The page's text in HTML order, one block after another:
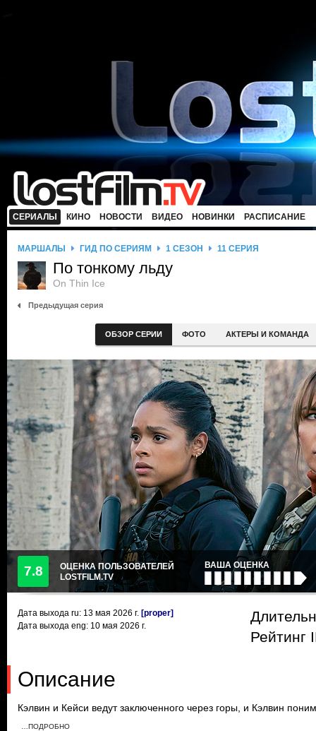
СЕРИАЛЫ КИНО НОВОСТИ ВИДЕО НОВИНКИ РАСПИСАНИЕ
МАРШАЛЫ ГИД ПО СЕРИЯМ 1 СЕЗОН 11 СЕРИЯ
По тонкому льду
On Thin Ice
Предыдущая серия
ОБЗОР СЕРИИ ФОТО АКТЕРЫ И КОМАНДА
7.8
ОЦЕНКА ПОЛЬЗОВАТЕЛЕЙ
LOSTFILM.TV
ВАША ОЦЕНКА
Дата выхода ru: 13 мая 2026 г. [proper]
Дата выхода eng: 10 мая 2026 г.
Рейтинг
Описание
Кэлвин и Кейси ведут заключенного через горы, и Кэлвин
погоды. Пытаясь обустроить хижину, чтобы переждать
…ПОДРОБНО